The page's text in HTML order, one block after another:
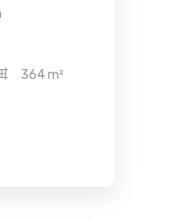
364 m²